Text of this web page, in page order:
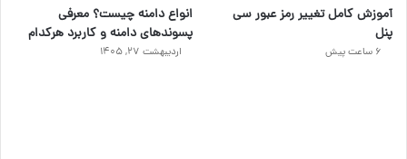
آموزش کامل تغییر رمز عبور سی
پنل
6 ساعت پیش
انواع دامنه چیست؟ معرفی
پسوندهای دامنه و کاربرد هرکدام
اردیبهشت ۲۷, ۱۴۰۵